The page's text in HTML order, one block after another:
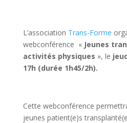
L’association Trans-Forme
webconférence « Jeunes
activités physiques », le
17h (durée 1h45/2h).
Cette webconférence
jeunes patient(e)s